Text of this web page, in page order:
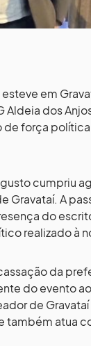
em
Aldeia dos
força política
cumpriu
Gravataí. A
do
realizado à
da
do evento
de
também atua